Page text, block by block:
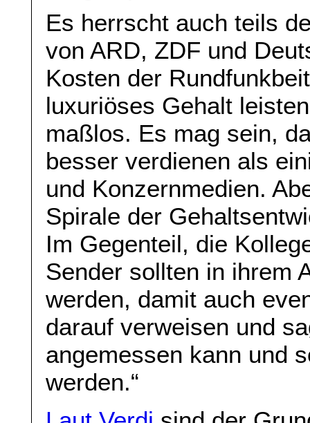
Es herrscht auch teils
von ARD, ZDF und
Kosten der
luxuriöses Gehalt
maßlos. Es mag sein,
besser verdienen als
und Konzernmedien.
Spirale der
Im Gegenteil, die
Sender sollten in ihrem
werden, damit auch
darauf verweisen und
angemessen kann und
werden.“